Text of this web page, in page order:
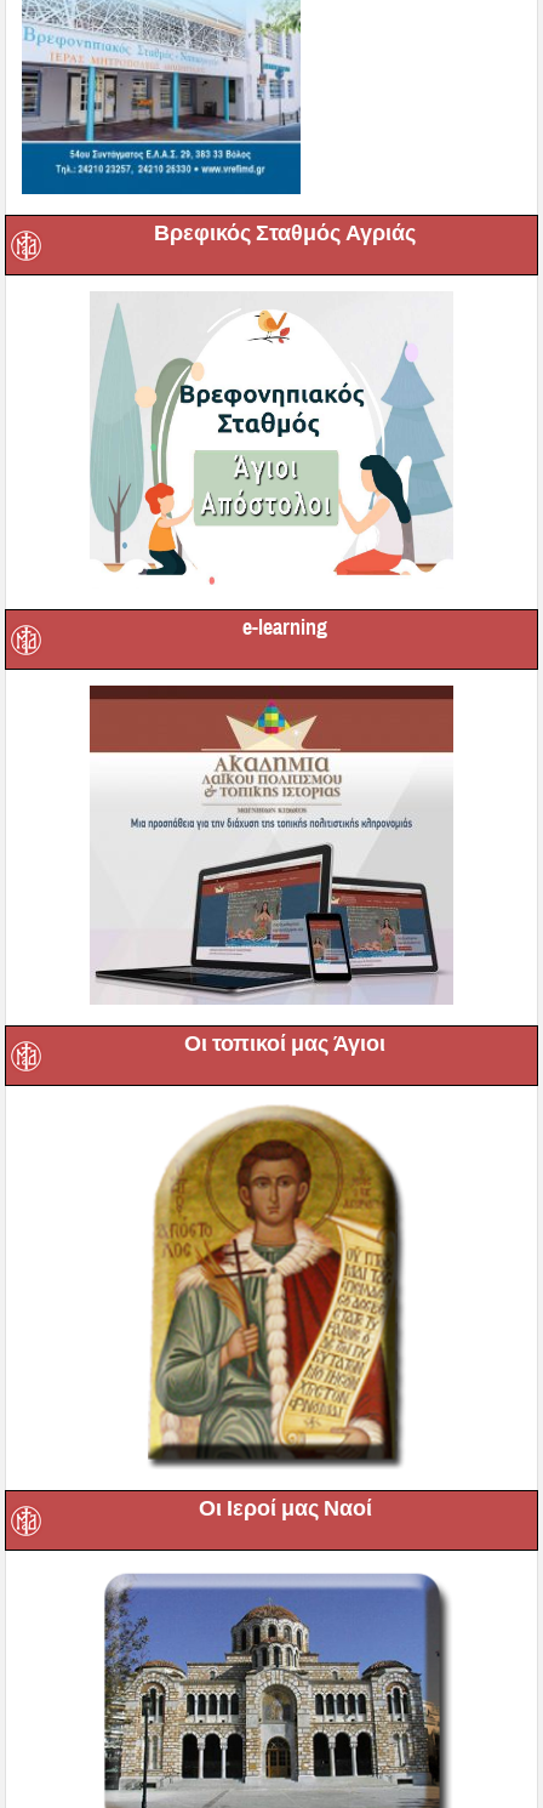
Βρεφικός Σταθμός Αγριάς
e-learning
Οι τοπικοί μας Άγιοι
Οι Ιεροί μας Ναοί